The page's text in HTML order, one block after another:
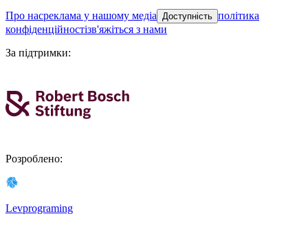
про насреклама у нашому медіа Доступність політика
конфіденційностізв'яжіться з нами
За підтримки:
Розроблено:
Levprograming